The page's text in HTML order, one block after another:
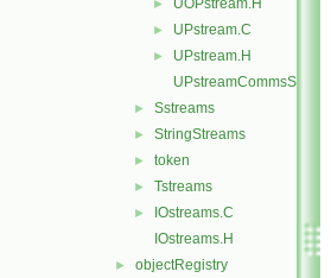
► UOPstream.H
► UPstream.C
►
UPstream.H
UPstreamCommsStruct.C
► Sstreams
► StringStreams
► token
► Tstreams
►
IOstreams.C
IOstreams.H
► objectRegistry